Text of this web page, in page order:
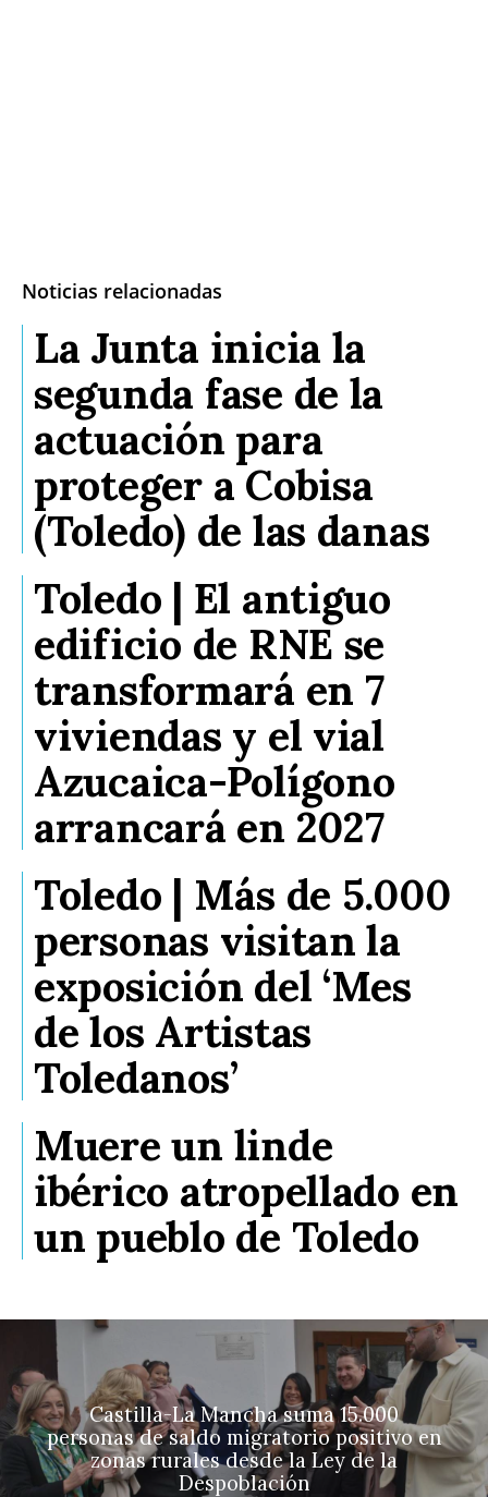
Noticias relacionadas
La Junta inicia la
segunda fase de la
actuación para
proteger a Cobisa
(Toledo) de las danas
Toledo | El antiguo
edificio de RNE se
transformará en 7
viviendas y el vial
Azucaica-Polígono
arrancará en 2027
Toledo | Más de 5.000
personas visitan la
exposición del ‘Mes
de los Artistas
Toledanos’
Muere un linde
ibérico atropellado en
un pueblo de Toledo
Castilla-La Mancha suma 15.000
personas de saldo migratorio positivo en
zonas rurales desde la Ley de la
Despoblación